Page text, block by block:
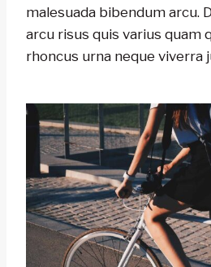
malesuada bibendum arcu.
arcu risus quis varius quam
rhoncus urna neque viverra